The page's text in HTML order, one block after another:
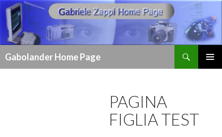
Gabolander Home Page
PAGINA
FIGLIA TEST